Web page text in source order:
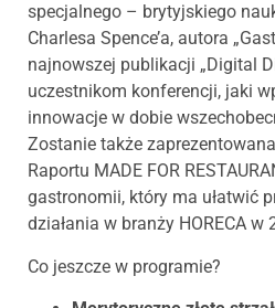
specjalnego – brytyjskiego
Charlesa Spence’a, autora
najnowszej publikacji „Digital
uczestnikom konferencji, jaki
innowacje w dobie
Zostanie także
Raportu MADE FOR
gastronomii, który ma ułatwić
działania w branży HORECA w
Co jeszcze w programie?